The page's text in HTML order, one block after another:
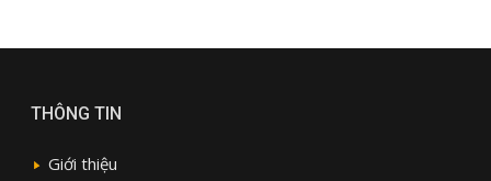
THÔNG TIN
Giới thiệu